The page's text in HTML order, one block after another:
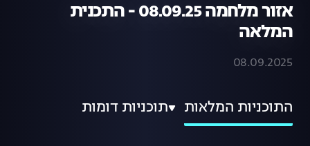
אזור מלחמה 08.09.25 - התכנית
המלאה
08.09.2025
התוכניות המלאות תוכניות דומות